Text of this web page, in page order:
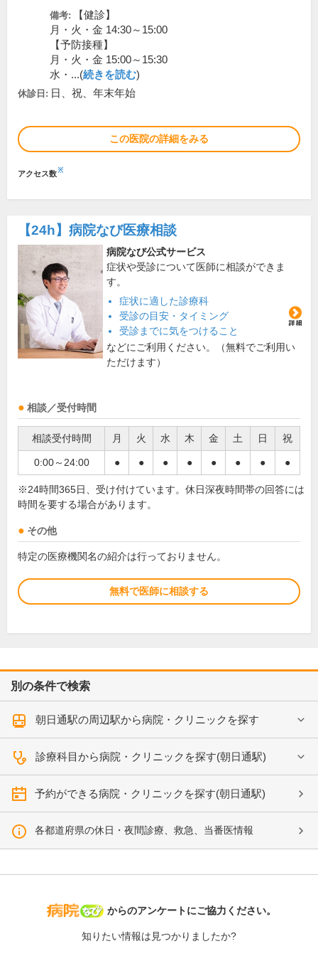
備考:
【健診】
月・火・金 14:30～15:00
【予防接種】
月・火・金 15:00～15:30
水・...(続きを読む)
休診日: 日、祝、年末年始
この医院の詳細をみる
アクセス数※
【24h】 病院なび医療相談
病院なび公式サービス
症状や受診について医師に相談ができま
す。
症状に適した診療科
受診の目安・タイミング
受診までに気をつけること
などにご利用ください。（無料でご利用い
ただけます）
相談／受付時間
相談受付時間 月 火 水 木 金 土 日 祝
0:00～24:00 ● ● ● ● ● ● ● ●
※24時間365日、受け付けています。休日深夜時間帯の回答には
時間を要する場合があります。
その他
特定の医療機関名の紹介は行っておりません。
無料で医師に相談する
別の条件で検索
朝日通駅の周辺駅から病院・クリニックを探す
診療科目から病院・クリニックを探す(朝日通駅)
予約ができる病院・クリニックを探す(朝日通駅)
各都道府県の休日・夜間診療、救急、当番医情報
病院なび
からのアンケートにご協力ください。
知りたい情報は見つかりましたか?